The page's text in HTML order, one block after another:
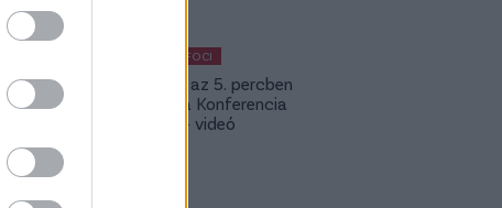
KÜLFÖLDI FOCI
Bolla már az 5. percben
betalált a Konferencia
Ligában – videó